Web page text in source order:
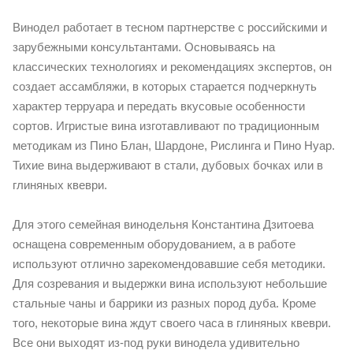
Винодел работает в тесном партнерстве с российскими и
зарубежными консультантами. Основываясь на
классических технологиях и рекомендациях экспертов, он
создает ассамбляжи, в которых старается подчеркнуть
характер терруара и передать вкусовые особенности
сортов. Игристые вина изготавливают по традиционным
методикам из Пино Блан, Шардоне, Рислинга и Пино Нуар.
Тихие вина выдерживают в стали, дубовых бочках или в
глиняных квеври.
Для этого семейная винодельня Константина Дзитоева
оснащена современным оборудованием, а в работе
используют отлично зарекомендовавшие себя методики.
Для созревания и выдержки вина используют небольшие
стальные чаны и баррики из разных пород дуба. Кроме
того, некоторые вина ждут своего часа в глиняных квеври.
Все они выходят из-под руки винодела удивительно